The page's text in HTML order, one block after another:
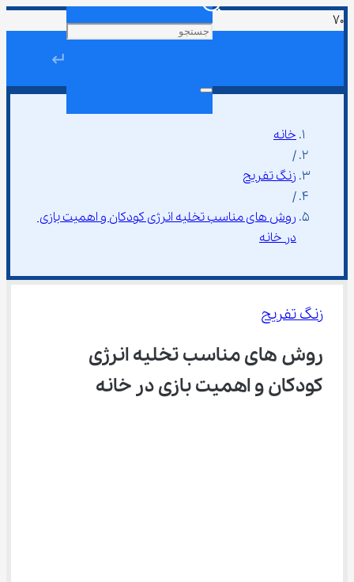
↵
خانه
/
زنگ تفریح
/
روش های مناسب تخلیه انرژی کودکان و اهمیت بازی
در خانه
زنگ تفریح
روش های مناسب تخلیه انرژی
کودکان و اهمیت بازی در خانه